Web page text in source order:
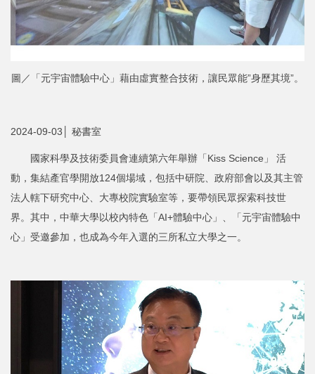
圖／「元宇宙體驗中心」藉由虛實整合技術，讓民眾能”身歷其境”。
2024-09-03│ 秘書室
國家科學及技術委員會連續第六年舉辦「Kiss Science」 活
動，集結產官學開放124個場域，包括中研院、政府部會以及其主管
法人轄下研究中心、大專校院實驗室等，要帶領民眾探索科技世
界。其中，中華大學以校內特色「AI+體驗中心」、「元宇宙體驗中
心」受邀參加，也成為今年入選的三所私立大學之一。